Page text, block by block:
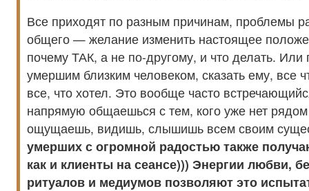
Все приходят по разным причинам, проблемы
общего — желание изменить настоящее
почему ТАК, а не по-другому, и что делать. Или
умершим близким человеком, сказать ему, все
все, что хотел. Это вообще часто
напрямую общаешься с тем, кого уже нет
ощущаешь, видишь, слышишь всем своим
умерших с огромной радостью также
как и клиенты на сеансе))) Энергии любви,
ритуалов и медиумов позволяют это